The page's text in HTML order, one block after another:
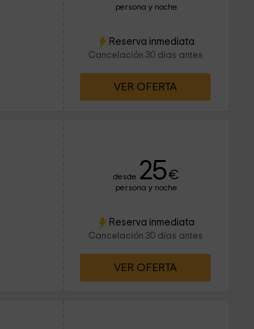
persona y noche
Reserva inmediata
Cancelación 30 días antes
VER OFERTA
desde 25€
persona y noche
Reserva inmediata
Cancelación 30 días antes
VER OFERTA